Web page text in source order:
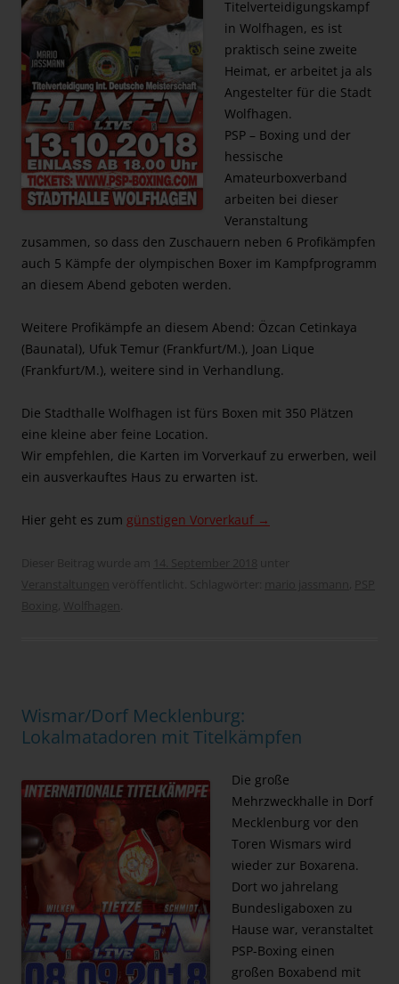
Titelverteidigungskampf
in Wolfhagen, es ist
praktisch seine zweite
Heimat, er arbeitet ja als
Angestelter für die Stadt
Wolfhagen.
PSP – Boxing und der
hessische
Amateurboxverband
arbeiten bei dieser
Veranstaltung
zusammen, so dass den Zuschauern neben 6 Profikämpfen
auch 5 Kämpfe der olympischen Boxer im Kampfprogramm
an diesem Abend geboten werden.
Weitere Profikämpfe an diesem Abend: Özcan Cetinkaya
(Baunatal), Ufuk Temur (Frankfurt/M.), Joan Lique
(Frankfurt/M.), weitere sind in Verhandlung.
Die Stadthalle Wolfhagen ist fürs Boxen mit 350 Plätzen
eine kleine aber feine Location.
Wir empfehlen, die Karten im Vorverkauf zu erwerben, weil
ein ausverkauftes Haus zu erwarten ist.
Hier geht es zum günstigen Vorverkauf →
Wismar/Dorf Mecklenburg:
Lokalmatadoren mit Titelkämpfen
Die große
Mehrzweckhalle in Dorf
Mecklenburg vor den
Toren Wismars wird
wieder zur Boxarena.
Dort wo jahrelang
Bundesligaboxen zu
Hause war, veranstaltet
PSP-Boxing einen
großen Boxabend mit